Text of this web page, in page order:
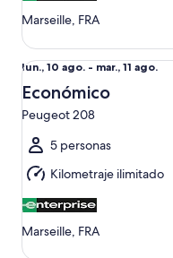
Marseille, FRA
Del
lun.,
10
ago.
al
mar.,
11
ago.
lun., 10 ago. - mar., 11 ago.
Económico
Peugeot 208
5 personas
Kilometraje ilimitado
Marseille, FRA
Económico Peugeot 208